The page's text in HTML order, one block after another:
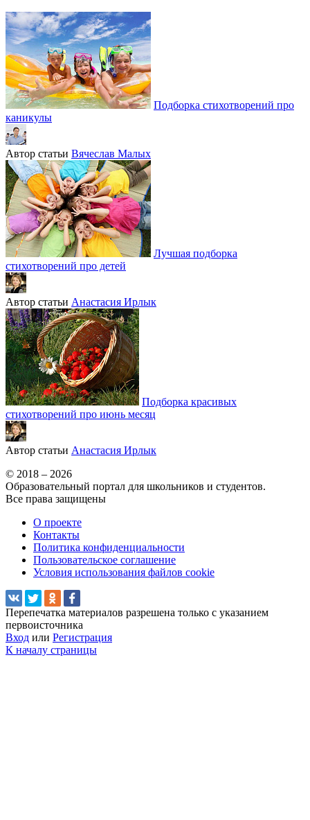
Подборка стихотворений про
каникулы
Автор статьи Вячеслав Малых
Лучшая подборка
стихотворений про детей
Автор статьи Анастасия Ирлык
Подборка красивых
стихотворений про июнь месяц
Автор статьи Анастасия Ирлык
© 2018 – 2026
Образовательный портал для школьников и студентов.
Все права защищены
О проекте
Контакты
Политика конфиденциальности
Пользовательское соглашение
Условия использования файлов cookie
Перепечатка материалов разрешена только с указанием
первоисточника
Вход или Регистрация
К началу страницы